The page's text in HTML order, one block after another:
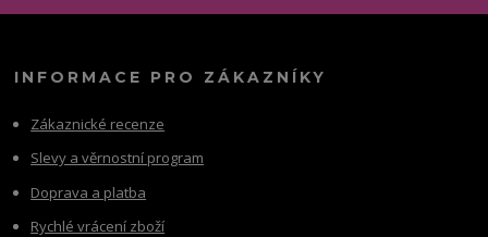
INFORMACE PRO ZÁKAZNÍKY
Zákaznické recenze
Slevy a věrnostní program
Doprava a platba
Rychlé vrácení zboží